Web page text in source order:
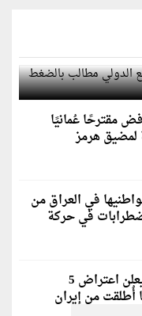
الدولي مطالب
مقترحًا عُمانيًا
لمضيق هرمز
في العراق من
في حركة
الجيش الأردني يعلن اعتراض 5
أُطلقت من إيران